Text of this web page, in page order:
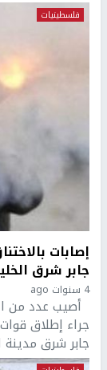
فلسطينيات
إصابات
جابر شرق
4 سنوات ago
أصيب عدد من
جراء إطلاق
جابر شرق مدينة